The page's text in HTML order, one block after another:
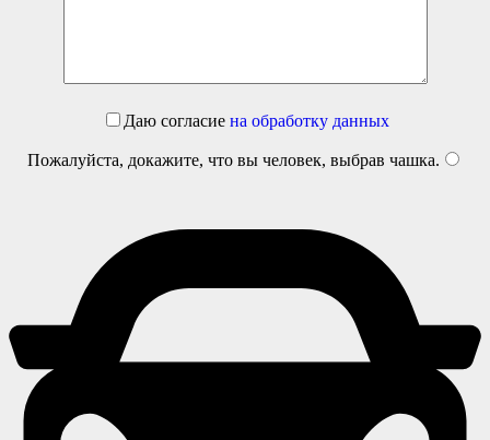
Даю согласие на обработку данных
Пожалуйста, докажите, что вы человек, выбрав чашка.